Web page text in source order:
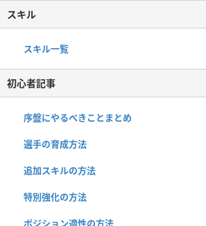
スキル
スキル一覧
初心者記事
序盤にやるべきことまとめ
選手の育成方法
追加スキルの方法
特別強化の方法
ポジション適性の方法